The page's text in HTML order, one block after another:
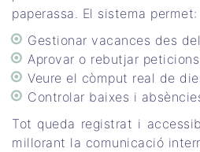
paperassa. El sistema permet:
Gestionar vacances des
Aprovar o rebutjar
Veure el còmput real de
Controlar baixes i
Tot queda registrat i
millorant la comunicació